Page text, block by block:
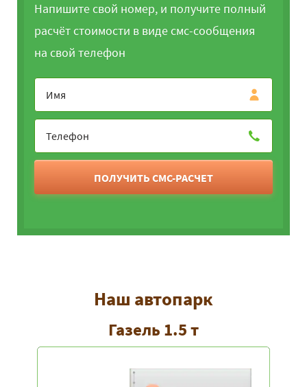
Напишите свой номер, и получите полный
расчёт стоимости в виде смс-сообщения
на свой телефон
ПОЛУЧИТЬ СМС-РАСЧЕТ
Наш автопарк
Газель 1.5 т